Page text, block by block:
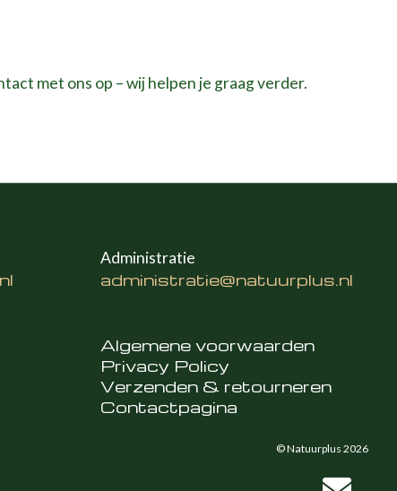
met ons op – wij helpen je graag verder.
Administratie
administratie@natuurplus.nl
Algemene voorwaarden
Privacy Policy
Verzenden & retourneren
Contactpagina
© Natuurplus 2026